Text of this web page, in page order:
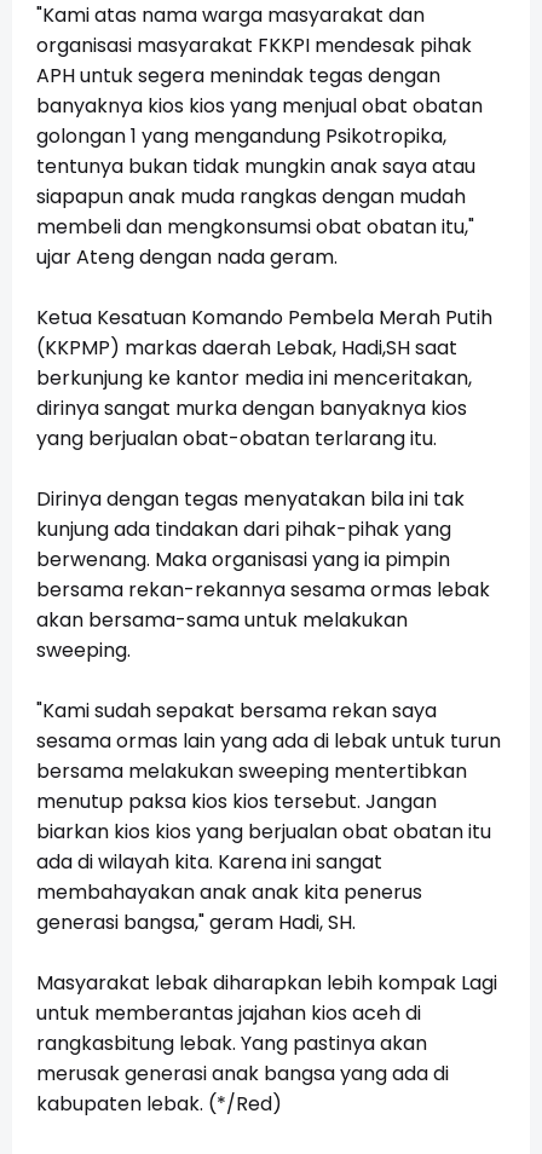
"Kami atas nama warga masyarakat dan
organisasi masyarakat FKKPI mendesak pihak
APH untuk segera menindak tegas dengan
banyaknya kios kios yang menjual obat obatan
golongan 1 yang mengandung Psikotropika,
tentunya bukan tidak mungkin anak saya atau
siapapun anak muda rangkas dengan mudah
membeli dan mengkonsumsi obat obatan itu,"
ujar Ateng dengan nada geram.
Ketua Kesatuan Komando Pembela Merah Putih
(KKPMP) markas daerah Lebak, Hadi,SH saat
berkunjung ke kantor media ini menceritakan,
dirinya sangat murka dengan banyaknya kios
yang berjualan obat-obatan terlarang itu.
Dirinya dengan tegas menyatakan bila ini tak
kunjung ada tindakan dari pihak-pihak yang
berwenang. Maka organisasi yang ia pimpin
bersama rekan-rekannya sesama ormas lebak
akan bersama-sama untuk melakukan
sweeping.
"Kami sudah sepakat bersama rekan saya
sesama ormas lain yang ada di lebak untuk turun
bersama melakukan sweeping mentertibkan
menutup paksa kios kios tersebut. Jangan
biarkan kios kios yang berjualan obat obatan itu
ada di wilayah kita. Karena ini sangat
membahayakan anak anak kita penerus
generasi bangsa," geram Hadi, SH.
Masyarakat lebak diharapkan lebih kompak Lagi
untuk memberantas jajahan kios aceh di
rangkasbitung lebak. Yang pastinya akan
merusak generasi anak bangsa yang ada di
kabupaten lebak. (*/Red)